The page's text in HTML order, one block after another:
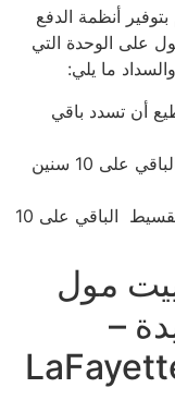
أنظمة الدفع
على الوحدة التي
ما يلي:
فقط 5% وتستطيع أن تسدد باقي
تستطيع أن تقوم بدفع 10% وتقسط الباقي على 10 سنين
في حالة دفع 20% يمكنك أن تقوم بتقسيط الباقي على 10
مول
–